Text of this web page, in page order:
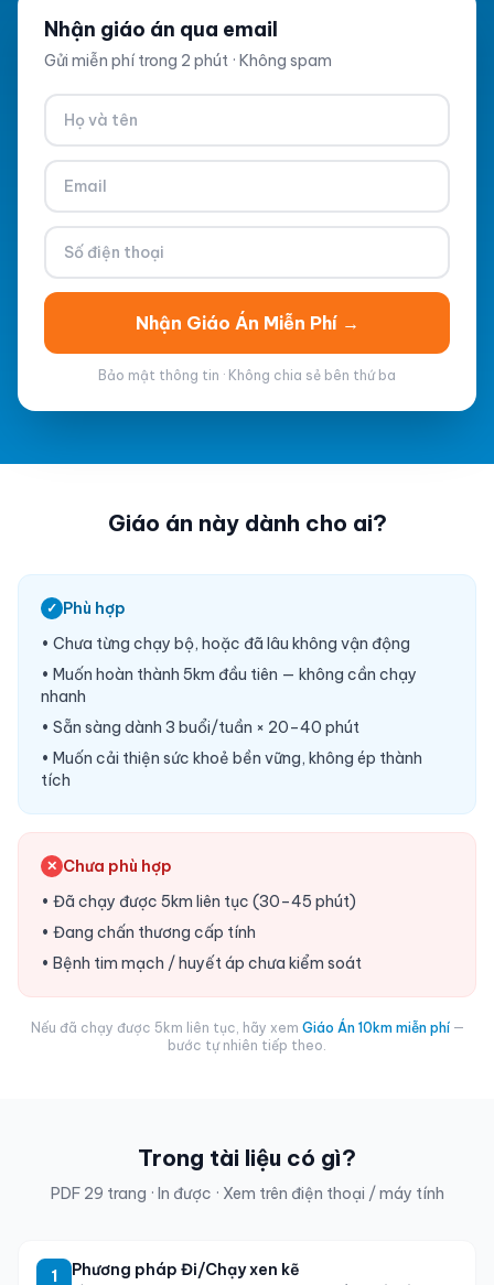
Nhận giáo án qua email
Gửi miễn phí trong 2 phút · Không spam
Nhận Giáo Án Miễn Phí →
Bảo mật thông tin · Không chia sẻ bên thứ ba
Giáo án này dành cho ai?
✓ Phù hợp
• Chưa từng chạy bộ, hoặc đã lâu không vận động
• Muốn hoàn thành 5km đầu tiên — không cần chạy
nhanh
• Sẵn sàng dành 3 buổi/tuần × 20–40 phút
• Muốn cải thiện sức khoẻ bền vững, không ép thành
tích
✕ Chưa phù hợp
• Đã chạy được 5km liên tục (30–45 phút)
• Đang chấn thương cấp tính
• Bệnh tim mạch / huyết áp chưa kiểm soát
Nếu đã chạy được 5km liên tục, hãy xem Giáo Án 10km miễn phí—
bước tự nhiên tiếp theo.
Trong tài liệu có gì?
PDF 29 trang · In được · Xem trên điện thoại / máy tính
1 Phương pháp Đi/Chạy xen kẽ